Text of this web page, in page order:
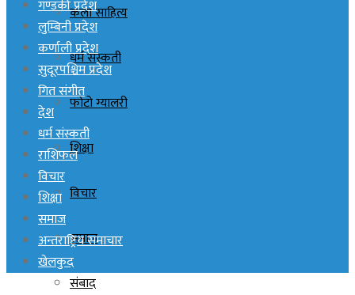
कला साहित्य
धर्म संस्कती
फोटो ग्यालरी
शिक्षा
विचार
समाज
संबाद
गण्डकी प्रदेश
लुम्बिनी प्रदेश
कर्णाली प्रदेश
सुदूरपश्चिम प्रदेश
गित संगीत
देश
धर्म संस्कती
राशिफल
विचार
शिक्षा
समाज
अन्तराष्ट्रिय समाचार
खेलकुद